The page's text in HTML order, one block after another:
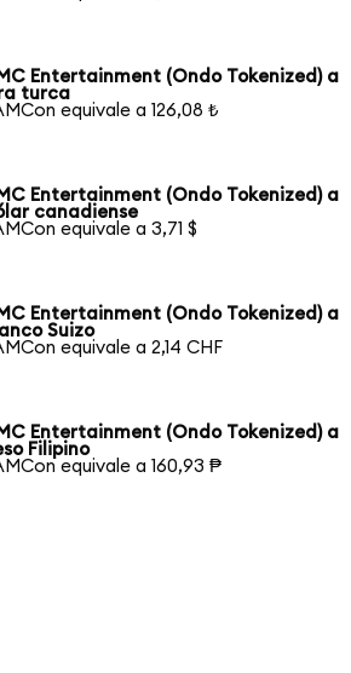
Entertainment (Ondo Tokenized) a
turca
equivale a 126,08 ₺
Entertainment (Ondo Tokenized) a
canadiense
equivale a 3,71 $
Entertainment (Ondo Tokenized) a
Suizo
equivale a 2,14 CHF
Entertainment (Ondo Tokenized) a
Filipino
equivale a 160,93 ₱